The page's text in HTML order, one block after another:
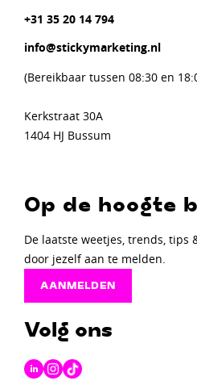
+31 35 20 14 794
info@stickymarketing.nl
(Bereikbaar tussen 08:30 en
Kerkstraat 30A
1404 HJ Bussum
Op de hoogte
De laatste weetjes, trends, tips
door jezelf aan te melden.
AANMELDEN
Volg ons